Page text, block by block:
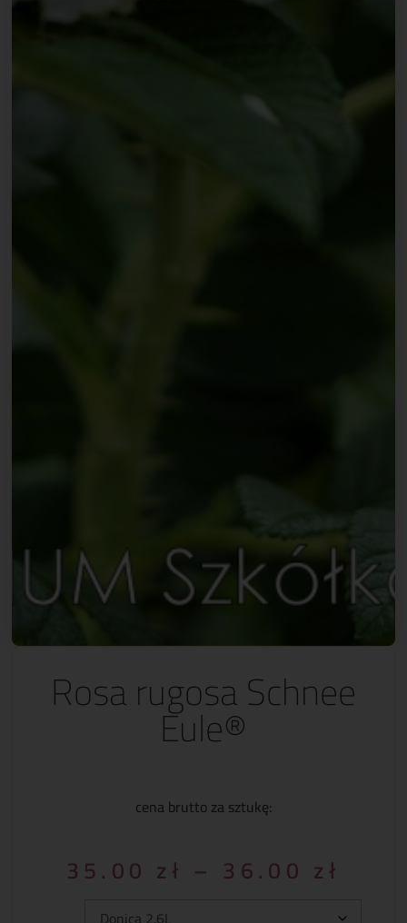
Rosa rugosa Schnee
Eule®
cena brutto za sztukę:
35.00 zł – 36.00 zł